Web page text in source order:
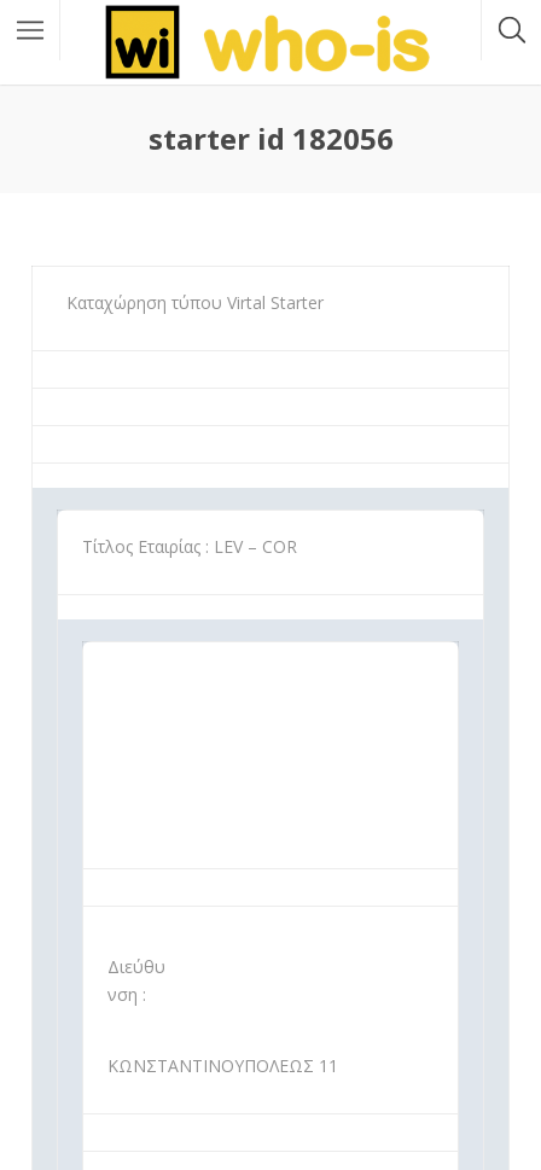
starter id 182056
Καταχώρηση τύπου Virtal Starter
Τίτλος Εταιρίας : LEV – COR
Διεύθυ
νση :
ΚΩΝΣΤΑΝΤΙΝΟΥΠΟΛΕΩΣ 11